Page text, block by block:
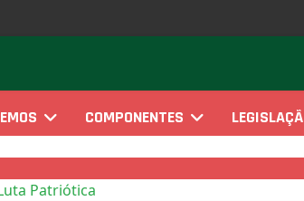
COMPONENTES
Patriótica